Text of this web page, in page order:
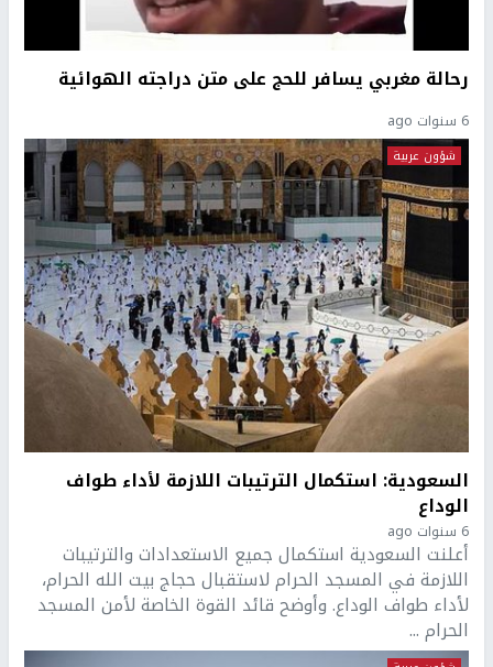
رحالة مغربي يسافر للحج على متن دراجته الهوائية
6 سنوات ago
شؤون عربية
السعودية: استكمال الترتيبات اللازمة لأداء طواف
الوداع
6 سنوات ago
أعلنت السعودية استكمال جميع الاستعدادات والترتيبات
اللازمة في المسجد الحرام لاستقبال حجاج بيت الله الحرام،
لأداء طواف الوداع. وأوضح قائد القوة الخاصة لأمن المسجد
الحرام ...